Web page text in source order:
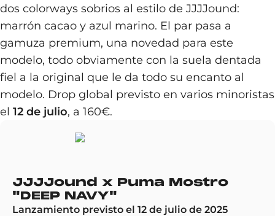
dos colorways sobrios al estilo de JJJJound:
marrón cacao y azul marino. El par pasa a
gamuza premium, una novedad para este
modelo, todo obviamente con la suela dentada
fiel a la original que le da todo su encanto al
modelo. Drop global previsto en varios minoristas
el 12 de julio, a 160€.
JJJJound x Puma Mostro
"DEEP NAVY"
Lanzamiento previsto el 12 de julio de 2025